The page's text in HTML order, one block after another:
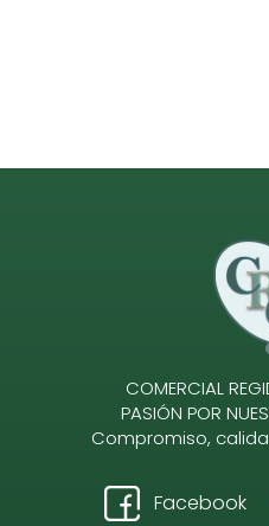
COMERCIAL
PASIÓN POR
Compromiso,
Facebook